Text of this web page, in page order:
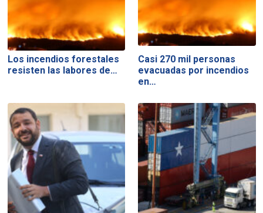
Los incendios forestales
resisten las labores de…
Casi 270 mil personas
evacuadas por incendios
en…